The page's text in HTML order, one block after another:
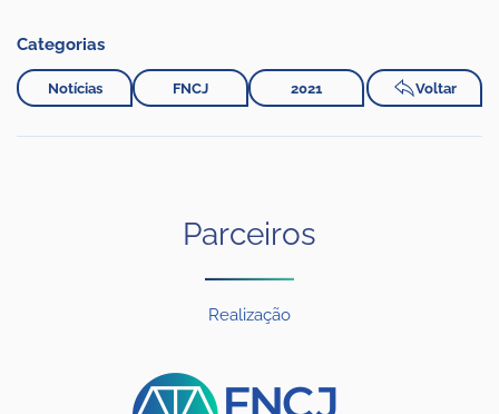
Categorias
Notícias FNCJ 2021 Voltar
Parceiros
Realização